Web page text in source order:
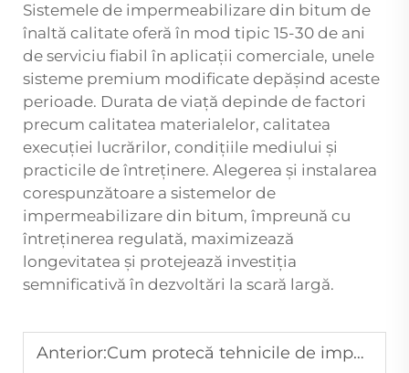
Sistemele de impermeabilizare din bitum de
înaltă calitate oferă în mod tipic 15-30 de ani
de serviciu fiabil în aplicații comerciale, unele
sisteme premium modificate depășind aceste
perioade. Durata de viață depinde de factori
precum calitatea materialelor, calitatea
execuției lucrărilor, condițiile mediului și
practicile de întreținere. Alegerea și instalarea
corespunzătoare a sistemelor de
impermeabilizare din bitum, împreună cu
întreținerea regulată, maximizează
longevitatea și protejează investiția
semnificativă în dezvoltări la scară largă.
Anterior:Cum protecă tehnicile de impermeabilizare a băilor împotriva mucegaiului și a scurgerilor?